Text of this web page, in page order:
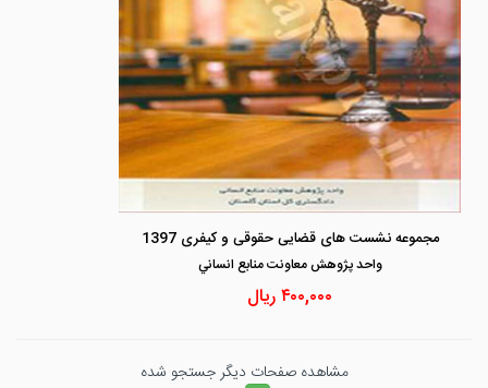
مجموعه نشست های قضایی حقوقی و کیفری 1397
واحد پژوهش معاونت منابع انساني
۴۰۰,۰۰۰ریال
مشاهده صفحات دیگر جستجو شده